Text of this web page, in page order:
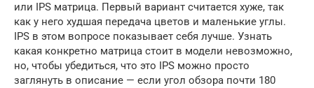
или IPS матрица. Первый вариант считается хуже, так
как у него худшая передача цветов и маленькие углы.
IPS в этом вопросе показывает себя лучше. Узнать
какая конкретно матрица стоит в модели невозможно,
но, чтобы убедиться, что это IPS можно просто
заглянуть в описание — если угол обзора почти 180